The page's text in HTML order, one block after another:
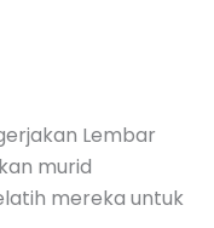
Lembar
murid
mereka untuk